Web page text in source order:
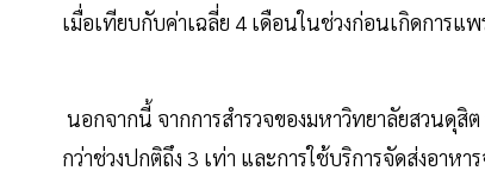
เมื่อเทียบกับค่าเฉลี่ย 4 เดือนในช่วงก่อนเกิดการแ
นอกจากนี้ จากการสำรวจของมหาวิทยาลัยสวนดุสิ
กว่าช่วงปกติถึง 3 เท่า และการใช้บริการจัดส่งอาห